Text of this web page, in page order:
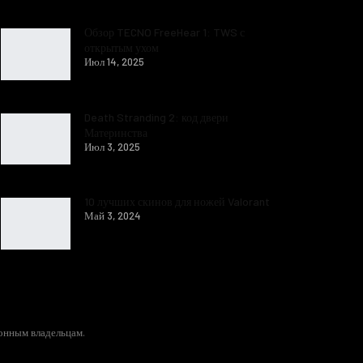
Июл 14, 2025
Июл 3, 2025
Май 3, 2024
владельцам.